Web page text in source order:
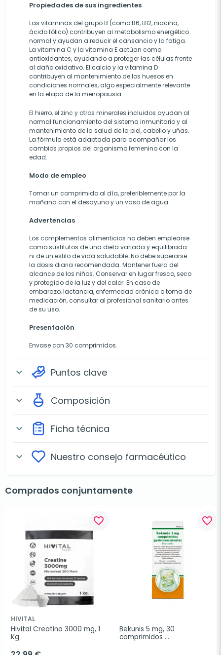
Propiedades de sus ingredientes
Las vitaminas del grupo B (como B6, B12, niacina,
ácido fólico) contribuyen al metabolismo energético
normal y ayudan a reducir el cansancio y la fatiga.
La vitamina C y la vitamina E actúan como
antioxidantes, ayudando a proteger las células frente
al daño oxidativo. El calcio y la vitamina D
contribuyen al mantenimiento de los huesos en
condiciones normales, algo especialmente relevante
en la etapa de la menopausia.
El hierro, el zinc y otros minerales incluidos ayudan al
normal funcionamiento del sistema inmunitario y al
mantenimiento de la salud de la piel, cabello y uñas.
La fórmula está adaptada para acompañar los
cambios propios del organismo femenino con la
edad.
Modo de empleo
Tomar un comprimido al día, preferiblemente por la
mañana con el desayuno y un vaso de agua.
Advertencias
Los complementos alimenticios no deben emplearse
como sustitutos de una dieta variada y equilibrada
ni de un estilo de vida saludable. No debe superarse
la dosis diaria recomendada. Mantener fuera del
alcance de los niños. Conservar en lugar fresco, seco
y protegido de la luz y del calor. En caso de
embarazo, lactancia, enfermedad crónica o toma de
medicación, consultar al profesional sanitario antes
de su uso.
Presentación
Envase con 30 comprimidos.
expand_more Puntos clave
expand_more Composición
expand_more Ficha técnica
expand_more Nuestro consejo farmacéutico
Comprados conjuntamente
favorite_border
HIVITAL
Hivital Creatina 3000 mg, 1
Kg
favorite_border
Bekunis 5 mg, 30
comprimidos